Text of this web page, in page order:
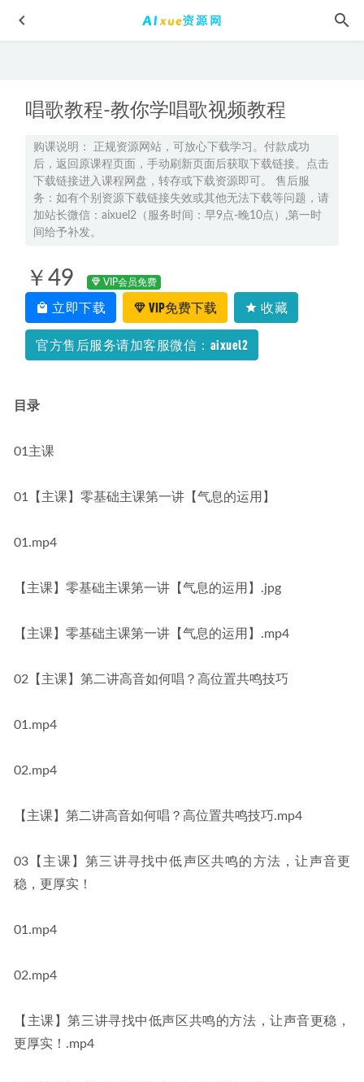
唱歌教程-教你学唱歌视频教程
购课说明： 正规资源网站，可放心下载学习。付款成功
后，返回原课程页面，手动刷新页面后获取下载链接。点击
下载链接进入课程网盘，转存或下载资源即可。 售后服
务：如有个别资源下载链接失效或其他无法下载等问题，请
加站长微信：aixuel2（服务时间：早9点-晚10点）,第一时
间给予补发。
￥49 VIP会员免费
立即下载 VIP免费下载 收藏
官方售后服务请加客服微信：aixuel2
目录
01主课
01【主课】零基础主课第一讲【气息的运用】
01.mp4
【主课】零基础主课第一讲【气息的运用】.jpg
【主课】零基础主课第一讲【气息的运用】.mp4
02【主课】第二讲高音如何唱？高位置共鸣技巧
01.mp4
02.mp4
【主课】第二讲高音如何唱？高位置共鸣技巧.mp4
03【主课】第三讲寻找中低声区共鸣的方法，让声音更
稳，更厚实！
01.mp4
02.mp4
【主课】第三讲寻找中低声区共鸣的方法，让声音更稳，
更厚实！.mp4
2022陆艳华高中化学全年联报班网课教程高考化学复习教学
视频，14.39G学习资料百度云盘资源下载 2022-04-12
初中语文网课资源下载高思教育初中语文初一到初三全部课
2025张艳平高三地理一轮复习暑假班网课教程
董梅讲透红楼梦30讲【完结】百度网盘资源下载 2021-11-14
2023谭梦云高三数学a+寒春班23年高考数学二三轮复习视频
教程+课堂笔记 2023-05-13